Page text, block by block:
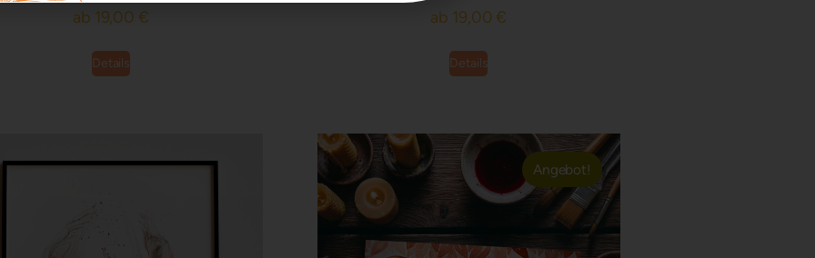
ab 19,00€
Details
ab 19,00€
Details
Angebot!